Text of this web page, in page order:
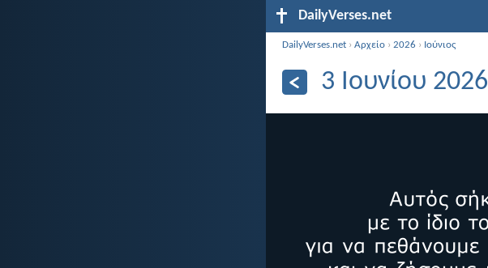
DailyVerses.net
DailyVerses.net ›Αρχείο ›2026 › Ιούνιος
3 Ιουνίου 2026